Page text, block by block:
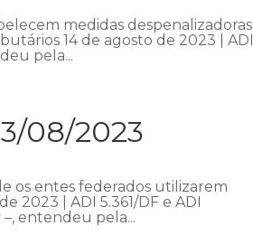
medidas despenalizadoras
14 de agosto de 2023 | ADI
pela...
08/2023
os entes federados utilizarem
2023 | ADI 5.361/DF e ADI
entendeu pela...